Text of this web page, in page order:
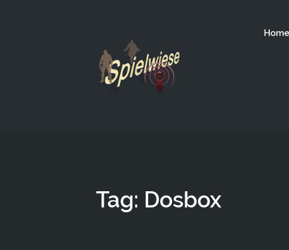
Home
Tag: Dosbox